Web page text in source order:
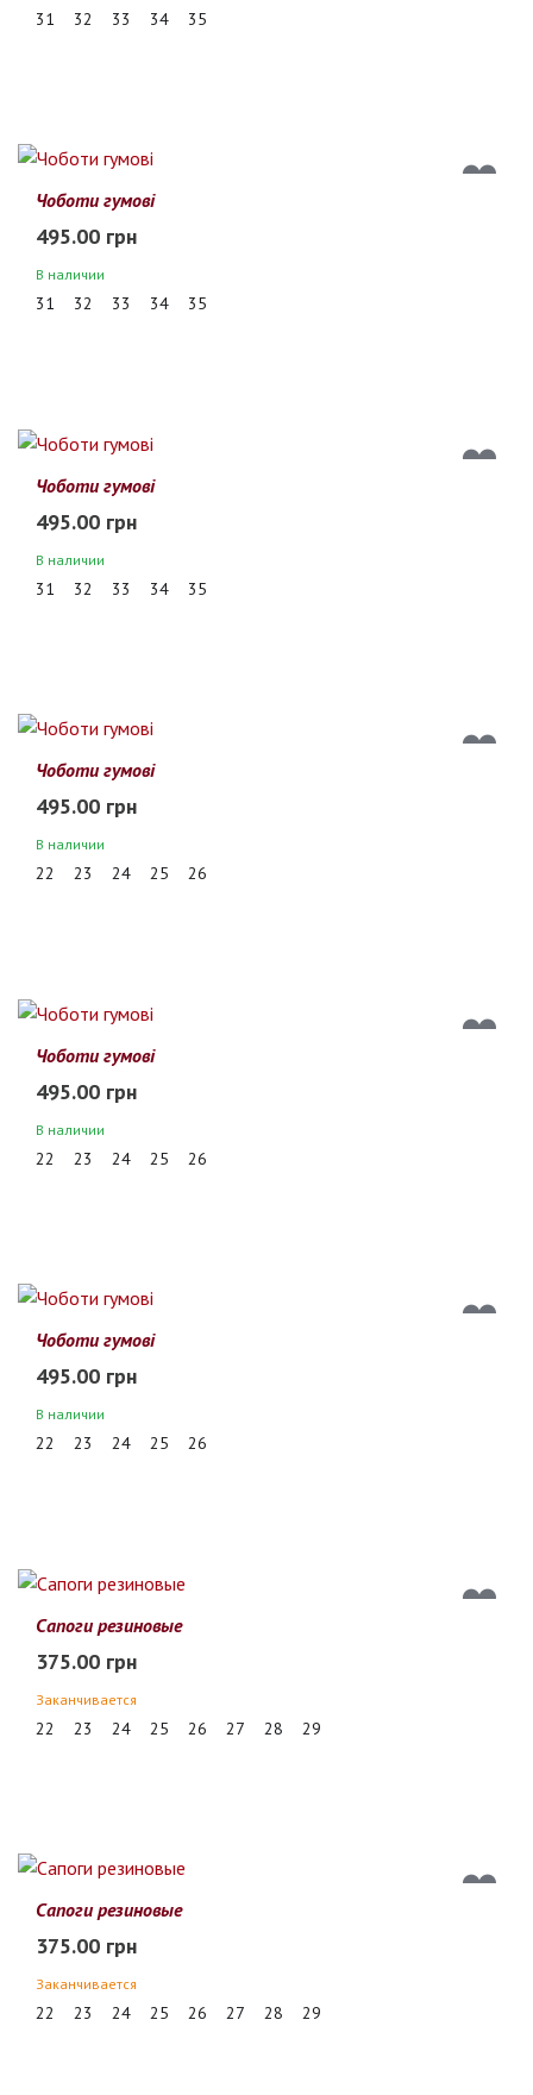
31 32 33 34 35
Чоботи гумові
495.00 грн
В наличии
31 32 33 34 35
Чоботи гумові
495.00 грн
В наличии
31 32 33 34 35
Чоботи гумові
495.00 грн
В наличии
22 23 24 25 26
Чоботи гумові
495.00 грн
В наличии
22 23 24 25 26
Чоботи гумові
495.00 грн
В наличии
22 23 24 25 26
Сапоги резиновые
375.00 грн
Заканчивается
22 23 24 25 26 27 28 29
Сапоги резиновые
375.00 грн
Заканчивается
22 23 24 25 26 27 28 29